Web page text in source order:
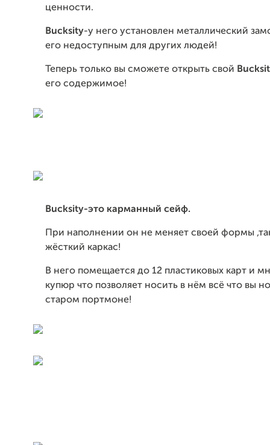
ценности.
Bucksity-у него установлен металлический
его недоступным для других людей!
Теперь только вы сможете открыть свой
его содержимое!
Bucksity-это карманный сейф.
При наполнении он не меняет своей формы
жёсткий каркас!
В него помещается до 12 пластиковых карт и
купюр что позволяет носить в нём всё что вы
старом портмоне!